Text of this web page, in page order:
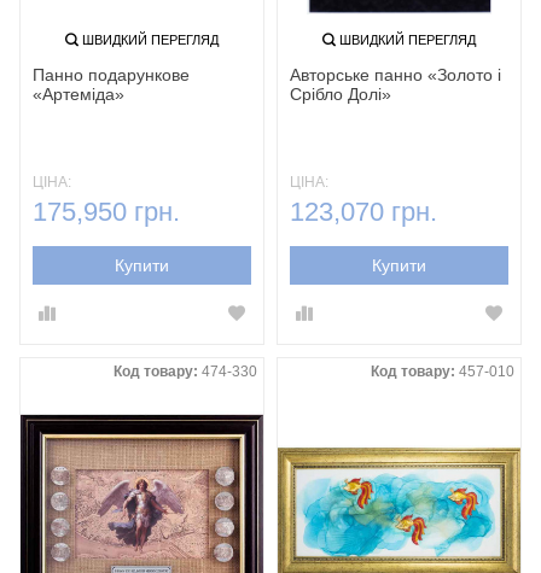
ШВИДКИЙ ПЕРЕГЛЯД
Панно подарункове
«Артеміда»
ЦІНА:
175,950 грн.
Купити
ШВИДКИЙ ПЕРЕГЛЯД
Авторське панно «Золото і
Срібло Долі»
ЦІНА:
123,070 грн.
Купити
Код товару: 474-330 Код товару: 457-010